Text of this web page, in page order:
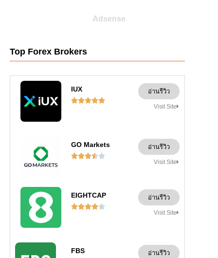
Adsense
Top Forex Brokers
IUX

อ่านรีวิว
Visit Site
GO Markets

อ่านรีวิว
Visit Site
EIGHTCAP

อ่านรีวิว
Visit Site
FBS อ่านรีวิว